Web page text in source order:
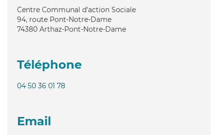
Centre Communal d'action Sociale
94, route Pont-Notre-Dame
74380 Arthaz-Pont-Notre-Dame
Téléphone
04 50 36 01 78
Email